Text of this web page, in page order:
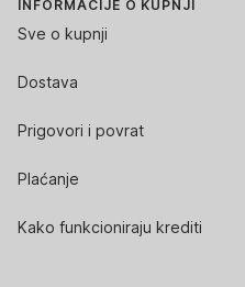
INFORMACIJE O KUPNJI
Sve o kupnji
Dostava
Prigovori i povrat
Plaćanje
Kako funkcioniraju krediti